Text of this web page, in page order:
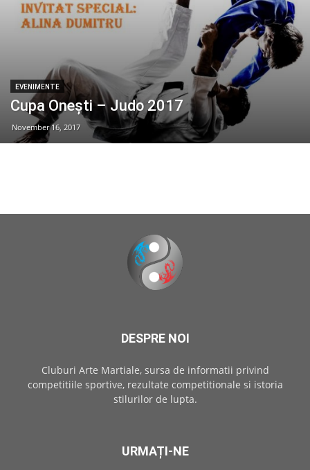
EVENIMENTE
Cupa Onești – Judo 2017
November 16, 2017
DESPRE NOI
Cluburi Arte Martiale, sursa de informatii privind
competitiile sportive, rezultate competitionale si istoria
stilurilor de lupta.
URMAȚI-NE